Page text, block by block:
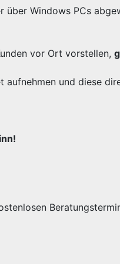
über Windows PCs
vor Ort vorstellen,
und diese